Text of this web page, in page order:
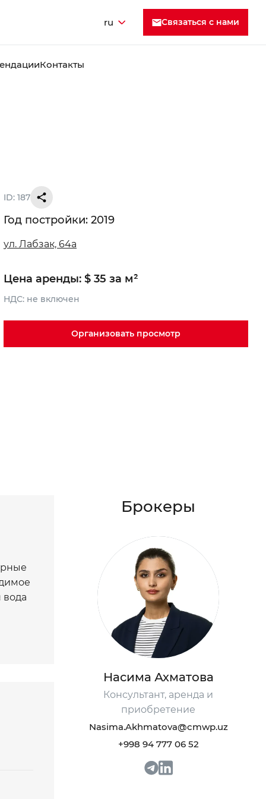
ru Cвязаться с нами
Контакты
ID: 187
Год постройки: 2019
ул. ​Лабзак, 64а
Цена аренды: $ 35 за м²
НДС: не включен
Организовать просмотр
вода
Брокеры
Насима Ахматова
Консультант, аренда и
приобретение
Nasima.Akhmatova@cmwp.uz
+998 94 777 06 52